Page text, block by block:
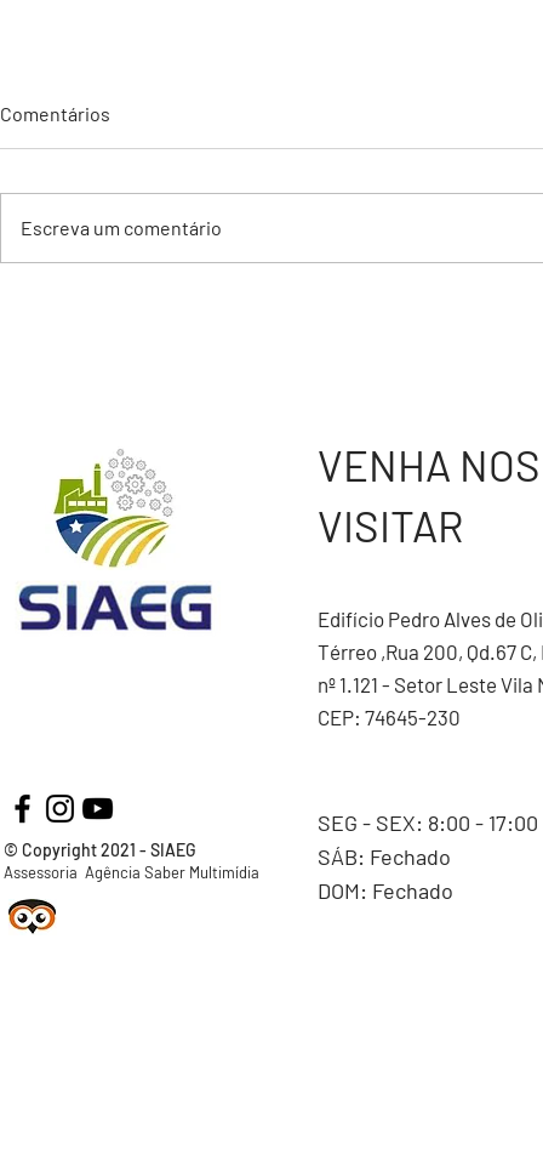
Comentários
Escreva um comentário
© Copyright 2021 - SIAEG
Assessoria Agência Saber Multimídia
VENHA NOS
VISITAR
Edifício Pedro Alves de
Térreo ,Rua 200, Qd.67 C,
nº 1.121 - Setor Leste Vila
CEP: 74645-230
SEG - SEX: 8:00 - 17:00
SÁB: Fechado
DOM: Fechado